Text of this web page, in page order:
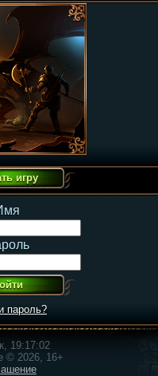
пароль?
19:17:02
© 2026, 16+